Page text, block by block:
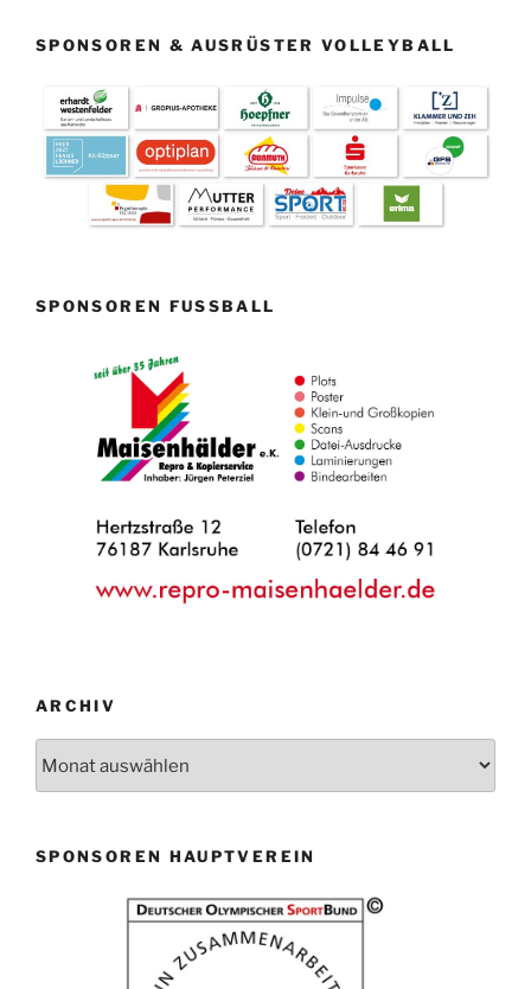
SPONSOREN & AUSRÜSTER VOLLEYBALL
SPONSOREN FUSSBALL
ARCHIV
SPONSOREN HAUPTVEREIN